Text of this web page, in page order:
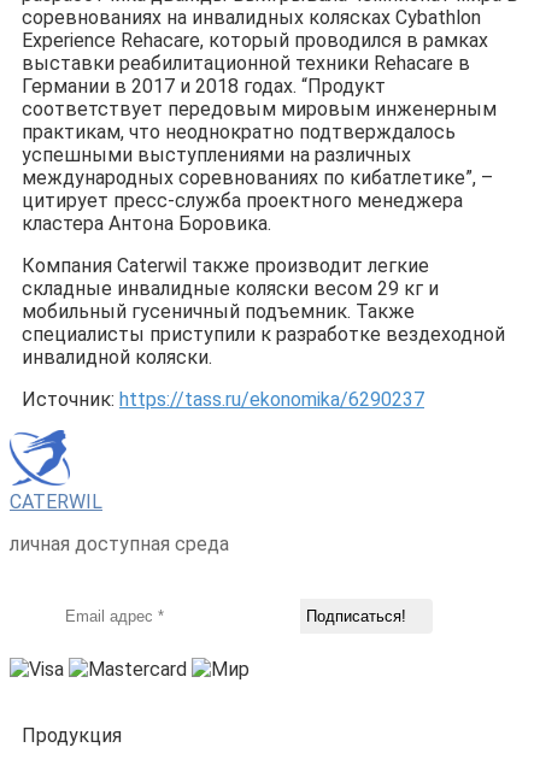
соревнованиях на инвалидных колясках Cybathlon
Experience Rehacare, который проводился в рамках
выставки реабилитационной техники Rehacare в
Германии в 2017 и 2018 годах. “Продукт
соответствует передовым мировым инженерным
практикам, что неоднократно подтверждалось
успешными выступлениями на различных
международных соревнованиях по кибатлетике”, –
цитирует пресс-служба проектного менеджера
кластера Антона Боровика.
Компания Caterwil также производит легкие
складные инвалидные коляски весом 29 кг и
мобильный гусеничный подъемник. Также
специалисты приступили к разработке вездеходной
инвалидной коляски.
Источник: https://tass.ru/ekonomika/6290237
CATERWIL
личная доступная среда
Продукция